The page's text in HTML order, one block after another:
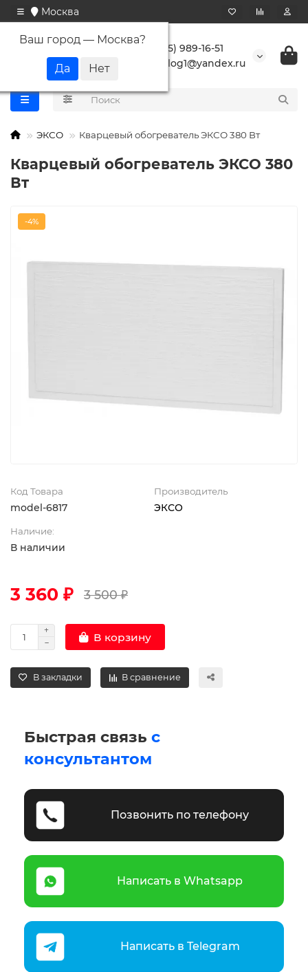
Москва
Ваш город — Москва?
+7 (495) 989-16-51
buranlog1@yandex.ru
ЭКСО Кварцевый обогреватель ЭКСО 380 Вт
Кварцевый обогреватель ЭКСО 380
Вт
-4%
Код Товара
model-6817
Производитель
ЭКСО
Наличие:
В наличии
3 360 ₽ 3 500 ₽
В корзину
В закладки В сравнение
Быстрая связь с
консультантом
Позвонить по телефону
Написать в Whatsapp
Написать в Telegram